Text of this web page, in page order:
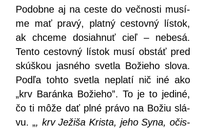
Podob­ne aj na ces­te do več­nos­ti musí­
me mať pra­vý, plat­ný ces­tov­ný lís­tok,
ak chce­me dosiah­nuť cieľ – nebe­sá.
Ten­to ces­tov­ný lís­tok musí obstáť pred
skúš­kou jas­né­ho svet­la Božie­ho slo­va.
Pod­ľa toh­to svet­la nepla­tí nič iné ako
„krv Barán­ka Božie­ho”. To je to jedi­né,
čo ti môže dať plné prá­vo na Božiu slá­
vu. „, krv Ježi­ša Kris­ta, jeho Syna, očis­